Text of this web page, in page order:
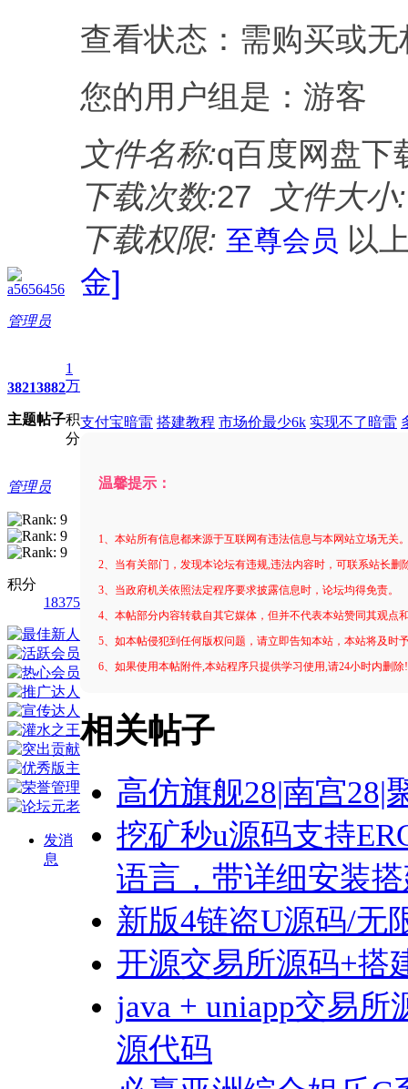
a5656456
管理员
3821
主题
3882
帖子
1
万
积
分
管理员
积分
18375
发消
息
查看状态：需购买或无
您的用户组是：游客
文件名称:q百度网盘
下载次数:27 文件大小:
下载权限: 至尊会员 以
金]
支付宝暗雷 搭建教程 市场价最少6k 实现不了暗雷
温馨提示：
1、本站所有信息都来源于互联网有违法信息与本网站立场无关
2、当有关部门，发现本论坛有违规,违法内容时，可联系站长删
3、当政府机关依照法定程序要求披露信息时，论坛均得免责。
4、本帖部分内容转载自其它媒体，但并不代表本站赞同其观点
5、如本帖侵犯到任何版权问题，请立即告知本站，本站将及时
6、如果使用本帖附件,本站程序只提供学习使用,请24小时内删
相关帖子
高仿旗舰28|南宫28|
挖矿秒u源码支持
语言，带详细安装
新版4链盗U源码/无
开源交易所源码+搭
java + uniapp交易
源代码